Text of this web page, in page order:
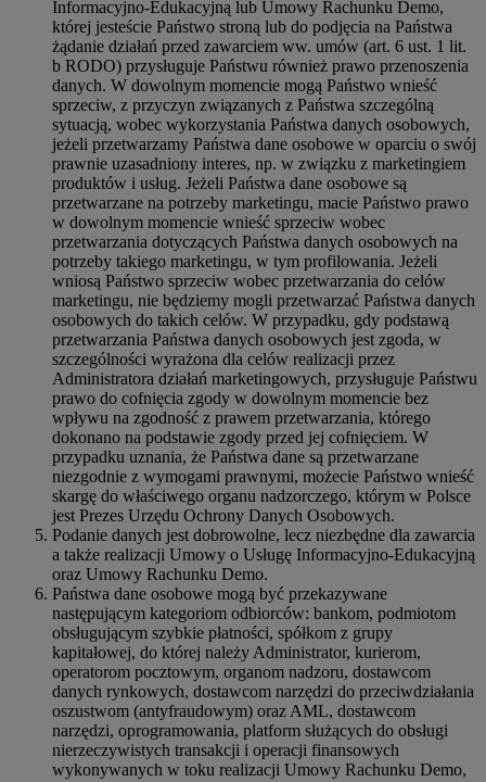
Informacyjno-Edukacyjną lub Umowy Rachunku Demo,
której jesteście Państwo stroną lub do podjęcia na Państwa
żądanie działań przed zawarciem ww. umów (art. 6 ust. 1 lit.
b RODO) przysługuje Państwu również prawo przenoszenia
danych. W dowolnym momencie mogą Państwo wnieść
sprzeciw, z przyczyn związanych z Państwa szczególną
sytuacją, wobec wykorzystania Państwa danych osobowych,
jeżeli przetwarzamy Państwa dane osobowe w oparciu o swój
prawnie uzasadniony interes, np. w związku z marketingiem
produktów i usług. Jeżeli Państwa dane osobowe są
przetwarzane na potrzeby marketingu, macie Państwo prawo
w dowolnym momencie wnieść sprzeciw wobec
przetwarzania dotyczących Państwa danych osobowych na
potrzeby takiego marketingu, w tym profilowania. Jeżeli
wniosą Państwo sprzeciw wobec przetwarzania do celów
marketingu, nie będziemy mogli przetwarzać Państwa danych
osobowych do takich celów. W przypadku, gdy podstawą
przetwarzania Państwa danych osobowych jest zgoda, w
szczególności wyrażona dla celów realizacji przez
Administratora działań marketingowych, przysługuje Państwu
prawo do cofnięcia zgody w dowolnym momencie bez
wpływu na zgodność z prawem przetwarzania, którego
dokonano na podstawie zgody przed jej cofnięciem. W
przypadku uznania, że Państwa dane są przetwarzane
niezgodnie z wymogami prawnymi, możecie Państwo wnieść
skargę do właściwego organu nadzorczego, którym w Polsce
jest Prezes Urzędu Ochrony Danych Osobowych.
Podanie danych jest dobrowolne, lecz niezbędne dla zawarcia
a także realizacji Umowy o Usługę Informacyjno-Edukacyjną
oraz Umowy Rachunku Demo.
Państwa dane osobowe mogą być przekazywane
następującym kategoriom odbiorców: bankom, podmiotom
obsługującym szybkie płatności, spółkom z grupy
kapitałowej, do której należy Administrator, kurierom,
operatorom pocztowym, organom nadzoru, dostawcom
danych rynkowych, dostawcom narzędzi do przeciwdziałania
oszustwom (antyfraudowym) oraz AML, dostawcom
narzędzi, oprogramowania, platform służących do obsługi
nierzeczywistych transakcji i operacji finansowych
wykonywanych w toku realizacji Umowy Rachunku Demo,